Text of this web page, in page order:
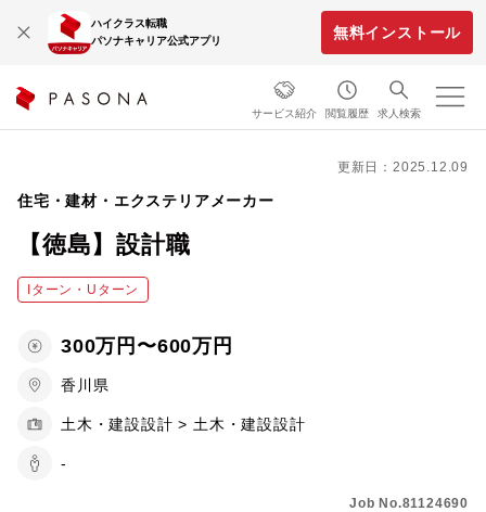
ハイクラス転職
パソナキャリア公式アプリ
無料インストール
サービス紹介 閲覧履歴 求人検索
更新日：2025.12.09
住宅・建材・エクステリアメーカー
【徳島】設計職
Iターン・Uターン
300万円〜600万円
香川県
土木・建設設計 > 土木・建設設計
-
Job No.81124690